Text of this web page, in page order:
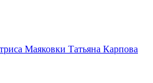
Маяковки Татьяна Карпова